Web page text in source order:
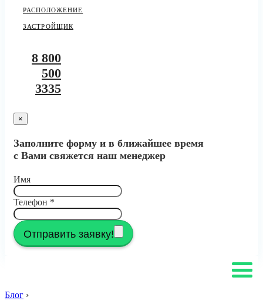
РАСПОЛОЖЕНИЕ
ЗАСТРОЙЩИК
8 800
500
3335
×
Заполните форму и в ближайшее время
с Вами свяжется наш менеджер
Имя
Телефон *
Отправить заявку!
Блог ›